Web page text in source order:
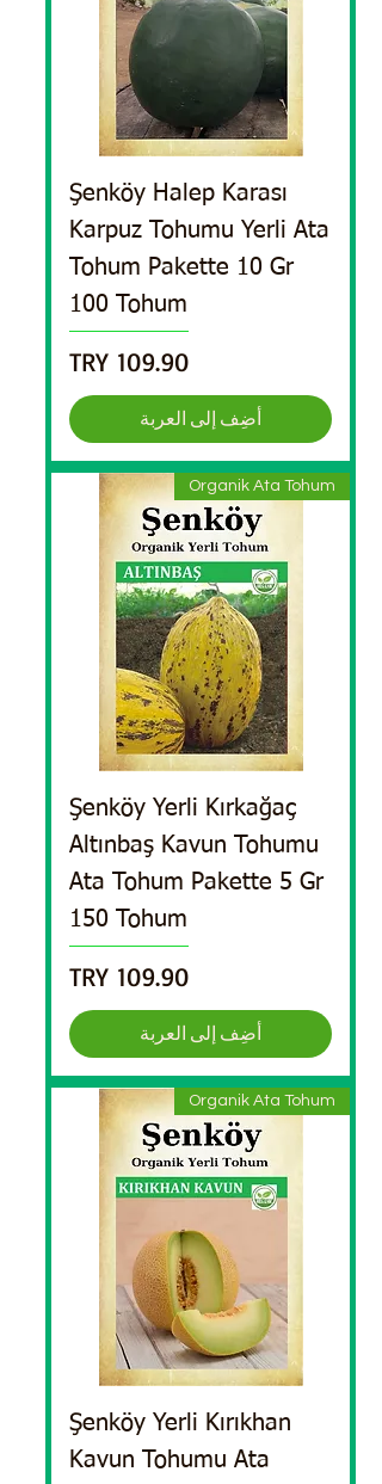
Şenköy Halep Karası
Karpuz Tohumu Yerli Ata
Tohum Pakette 10 Gr
100 Tohum
السعر
أضِف إلى العربة
Organik Ata Tohum
Şenköy Yerli Kırkağaç
Altınbaş Kavun Tohumu
Ata Tohum Pakette 5 Gr
150 Tohum
السعر
أضِف إلى العربة
Organik Ata Tohum
Şenköy Yerli Kırıkhan
Kavun Tohumu Ata